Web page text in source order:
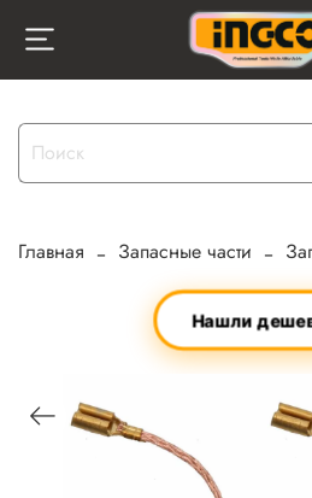
Главная Запасные части
Нашли